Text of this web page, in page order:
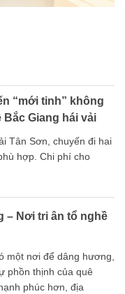
“mới tinh” không
Giang hái vải
Tân Sơn, chuyến đi hai
hợp. Chi phí cho
– Nơi tri ân tổ nghề
một nơi để dâng hương,
phồn thịnh của quê
phúc hơn, địa